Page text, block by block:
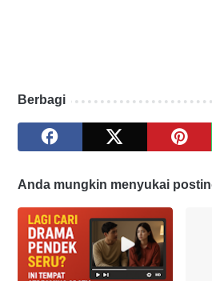
Berbagi
Anda mungkin menyukai